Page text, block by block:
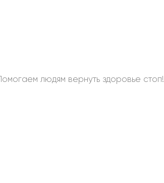
Помогаем людям вернуть здоровье стоп!